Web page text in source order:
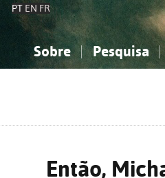
PT EN FR
Sobre Pesquisa
Então,